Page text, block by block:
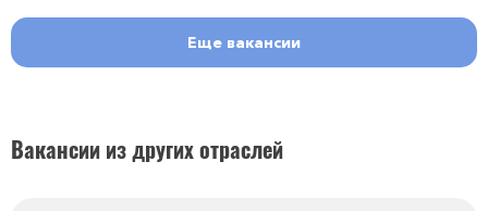
Еще вакансии
Вакансии из других отраслей